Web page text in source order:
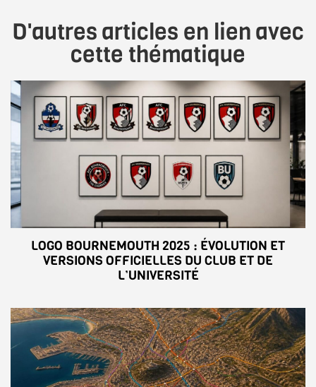
D'autres articles en lien avec
cette thématique
LOGO BOURNEMOUTH 2025 : ÉVOLUTION ET
VERSIONS OFFICIELLES DU CLUB ET DE
L’UNIVERSITÉ